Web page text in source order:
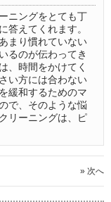
ニングをとても丁
答えてくれます。
まり慣れていない
るのが伝わってき
、時間をかけてく
い方には合わない
緩和するためのマ
で、そのような悩
リーニングは、ピ
» 次へ